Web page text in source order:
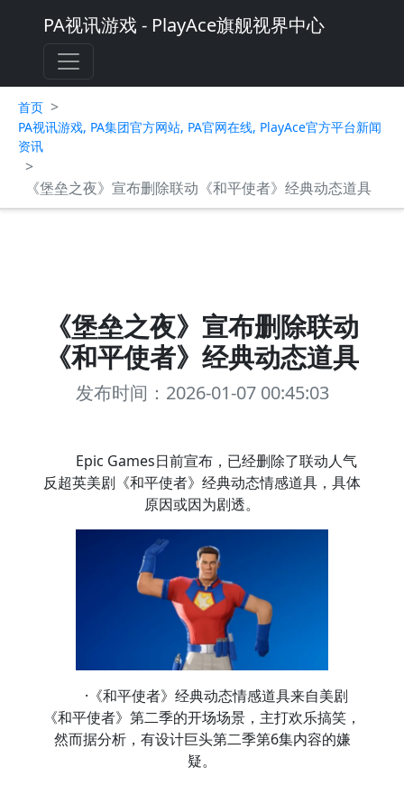
PA视讯游戏 - PlayAce旗舰视界中心
首页 >
PA视讯游戏, PA集团官方网站, PA官网在线, PlayAce官方平台新闻
资讯
>
《堡垒之夜》宣布删除联动《和平使者》经典动态道具
《堡垒之夜》宣布删除联动
《和平使者》经典动态道具
发布时间：2026-01-07 00:45:03
Epic Games日前宣布，已经删除了联动人气
反超英美剧《和平使者》经典动态情感道具，具体
原因或因为剧透。
·《和平使者》经典动态情感道具来自美剧
《和平使者》第二季的开场场景，主打欢乐搞笑，
然而据分析，有设计巨头第二季第6集内容的嫌
疑。